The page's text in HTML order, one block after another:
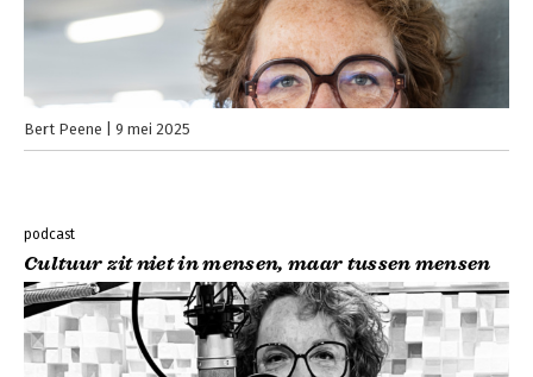
Bert Peene 9 mei 2025
podcast
Cultuur zit niet in mensen, maar tussen mensen